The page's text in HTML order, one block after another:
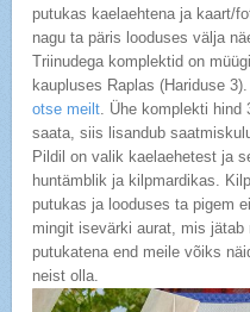
putukas kaelaehtena ja kaart/
nagu ta päris looduses välja
Triinudega komplektid on
kaupluses Raplas (Hariduse
otse meilt . Ühe komplekti
saata, siis lisandub
Pildil on valik kaelaehetest ja
huntämblik ja kilpmardikas.
putukas ja looduses ta pigem
mingit isevärki aurat, mis
putukatena end meile võiks
neist olla.